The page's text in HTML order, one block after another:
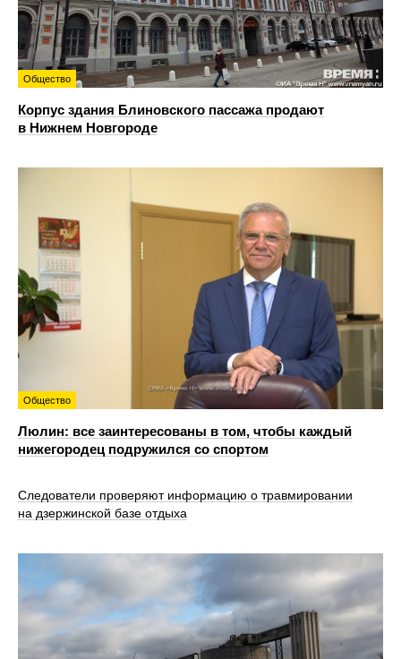
Общество
Корпус здания Блиновского пассажа продают
в Нижнем Новгороде
Общество
Люлин: все заинтересованы в том, чтобы каждый
нижегородец подружился со спортом
Следователи проверяют информацию о травмировании
на дзержинской базе отдыха